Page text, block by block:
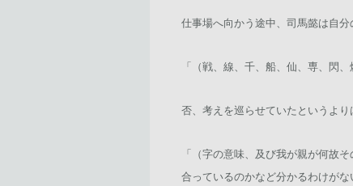
仕事場へ向かう途中、司馬懿は自
「（戦、線、千、船、仙、専、閃
否、考えを巡らせていたというよ
「（字の意味、及び我が親が何故
合っているのかなど分かるわけがな